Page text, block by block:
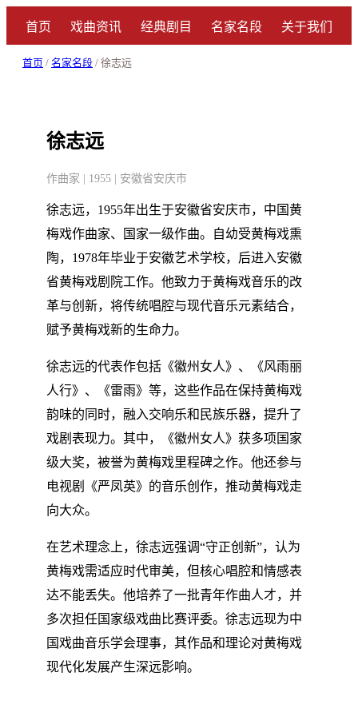
首页 戏曲资讯 经典剧目 名家名段 关于我们
首页 / 名家名段 / 徐志远
徐志远
作曲家 | 1955 | 安徽省安庆市
徐志远，1955年出生于安徽省安庆市，中国黄
梅戏作曲家、国家一级作曲。自幼受黄梅戏熏
陶，1978年毕业于安徽艺术学校，后进入安徽
省黄梅戏剧院工作。他致力于黄梅戏音乐的改
革与创新，将传统唱腔与现代音乐元素结合，
赋予黄梅戏新的生命力。
徐志远的代表作包括《徽州女人》、《风雨丽
人行》、《雷雨》等，这些作品在保持黄梅戏
韵味的同时，融入交响乐和民族乐器，提升了
戏剧表现力。其中，《徽州女人》获多项国家
级大奖，被誉为黄梅戏里程碑之作。他还参与
电视剧《严凤英》的音乐创作，推动黄梅戏走
向大众。
在艺术理念上，徐志远强调“守正创新”，认为
黄梅戏需适应时代审美，但核心唱腔和情感表
达不能丢失。他培养了一批青年作曲人才，并
多次担任国家级戏曲比赛评委。徐志远现为中
国戏曲音乐学会理事，其作品和理论对黄梅戏
现代化发展产生深远影响。